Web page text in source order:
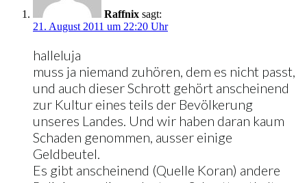
Raffnix sagt:
21. August 2011 um 22:20 Uhr
halleluja
muss ja niemand zuhören, dem es nicht passt,
und auch dieser Schrott gehört anscheinend
zur Kultur eines teils der Bevölkerung
unseres Landes. Und wir haben daran kaum
Schaden genommen, ausser einige
Geldbeutel.
Es gibt anscheinend (Quelle Koran) andere